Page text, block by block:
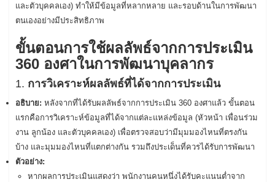
และตัวบุคคลเอง) ทำให้มีข้อมูลที่หลากหลาย และรอบด้านในการพัฒนา
ตนเองอย่างมีประสิทธิภาพ
ขั้นตอนการใช้ผลลัพธ์จากการประเมิน
360 องศาในการพัฒนาบุคลากร
1. การวิเคราะห์ผลลัพธ์ที่ได้จากการประเมิน
อธิบาย: หลังจากที่ได้รับผลลัพธ์จากการประเมิน 360 องศาแล้ว ขั้นตอน
แรกคือการวิเคราะห์ข้อมูลที่ได้จากแต่ละแหล่งข้อมูล (หัวหน้า เพื่อนร่วม
งาน ลูกน้อง และตัวบุคคลเอง) เพื่อตรวจสอบว่ามีมุมมองไหนที่ตรงกัน
บ้าง และมุมมองไหนที่แตกต่างกัน รวมถึงประเด็นที่ควรได้รับการพัฒนา
ตัวอย่าง:
หากผลการประเมินแสดงว่า พนักงานคนหนึ่งได้รับคะแนนต่ำจาก